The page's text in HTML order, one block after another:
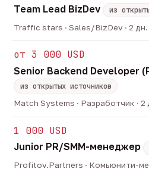
Team Lead BizDev
из
Traffic stars · Sales/BizDev · 2 дн.
от 3 000 USD
Senior Backend Developer
из открытых источников
Match Systems · Разработчик · 2
1 000 USD
Junior PR/SMM-менеджер
Profitov.Partners · Комьюнити-